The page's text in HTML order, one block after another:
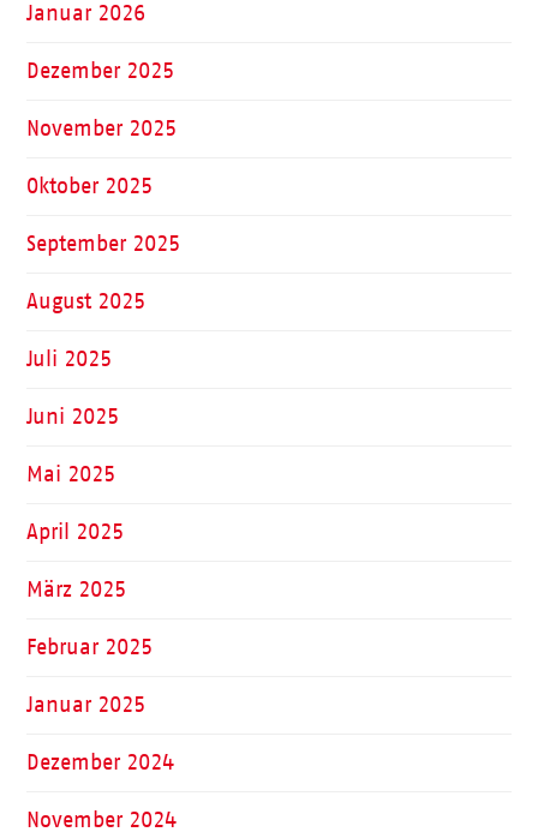
Januar 2026
Dezember 2025
November 2025
Oktober 2025
September 2025
August 2025
Juli 2025
Juni 2025
Mai 2025
April 2025
März 2025
Februar 2025
Januar 2025
Dezember 2024
November 2024